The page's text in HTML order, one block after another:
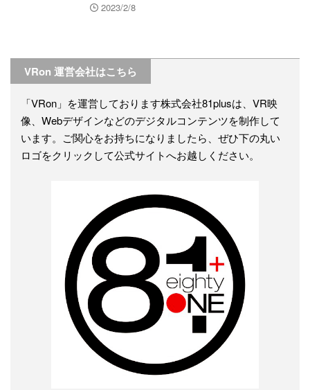
2023/2/8
VRon 運営会社はこちら
「VRon」を運営しております株式会社81plusは、VR映
像、Webデザインなどのデジタルコンテンツを制作して
います。ご関心をお持ちになりましたら、ぜひ下の丸い
ロゴをクリックして公式サイトへお越しください。